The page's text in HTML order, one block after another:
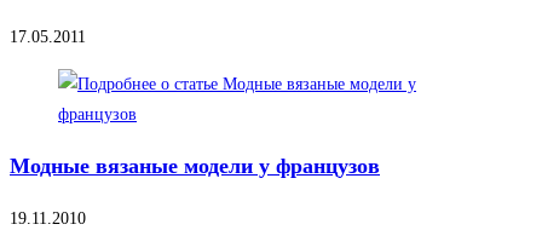
17.05.2011
Модные вязаные модели у французов
19.11.2010